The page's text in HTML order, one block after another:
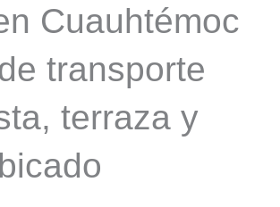
Cuauhtémoc
transporte
terraza y